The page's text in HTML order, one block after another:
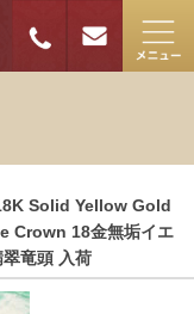
Solid Yellow Gold
Crown 18金無垢イエ
竜頭 入荷